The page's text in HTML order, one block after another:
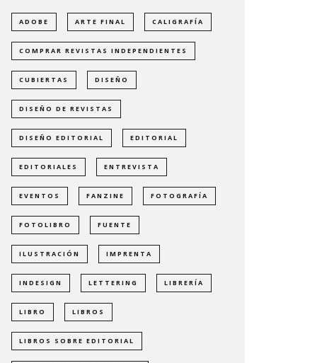
ADOBE ARTE FINAL CALIGRAFÍA
COMPRAR REVISTAS INDEPENDIENTES
CUBIERTAS DISEÑO
DISEÑO DE REVISTAS
DISEÑO EDITORIAL EDITORIAL
EDITORIALES ENTREVISTA
EVENTOS FANZINE FOTOGRAFÍA
FOTOLIBRO FUENTE
ILUSTRACIÓN IMPRENTA
INDESIGN LETTERING LIBRERÍA
LIBRO LIBROS
LIBROS SOBRE EDITORIAL